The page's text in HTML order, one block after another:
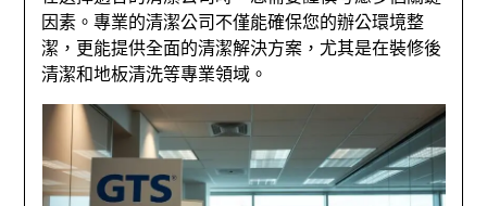
因素。專業的清潔公司不僅能確保您的辦公環境整
潔，更能提供全面的清潔解決方案，尤其是在裝修後
清潔和地板清洗等專業領域。